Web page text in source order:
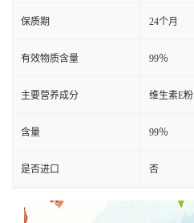
保质期 24个月
有效物质含量 99％
主要营养成分 维生素E粉
含量 99％
是否进口 否